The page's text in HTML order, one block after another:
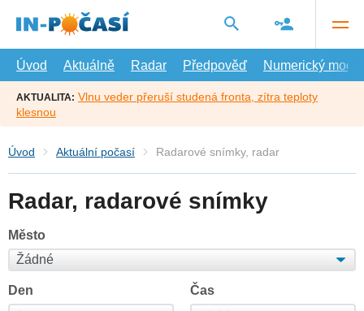
hlavní
Úvod
Aktuálně Radar Předpověď Numerický model
AKTUALITA: Vlnu veder přeruší studená fronta, zítra teploty
klesnou
Úvod Aktuální počasí Radarové snímky, radar
Radar, radarové snímky
Město
Den Čas